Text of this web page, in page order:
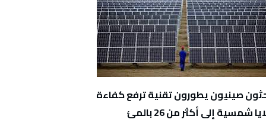
صينيون يطورون تقنية ترفع كفاءة
شمسية إلى أكثر من 26 بالمئ